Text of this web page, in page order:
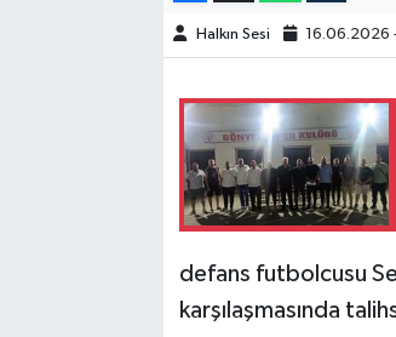
Halkın Sesi 16.06.2026
defans futbolcusu
karşılaşmasında